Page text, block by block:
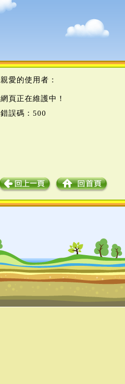
親愛的使用者：
網頁正在維護中！
錯誤碼：500